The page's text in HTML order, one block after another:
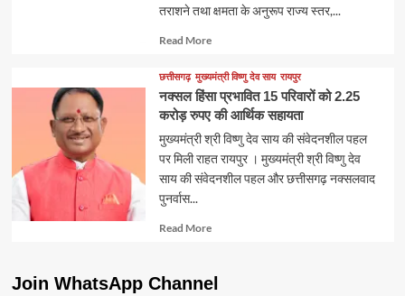
तराशने तथा क्षमता के अनुरूप राज्य स्तर,...
Read MoreRead
about
छत्तीसगढ़ मुख्यमंत्री विष्णु देव साय रायपुर
नक्सल हिंसा प्रभावित 15 परिवारों को 2.25
करोड़ रुपए की आर्थिक सहायता
मुख्यमंत्री श्री विष्णु देव साय की संवेदनशील पहल
पर मिली राहत रायपुर । मुख्यमंत्री श्री विष्णु देव
साय की संवेदनशील पहल और छत्तीसगढ़ नक्सलवाद
पुनर्वास...
Read MoreRead
Join WhatsApp Channel